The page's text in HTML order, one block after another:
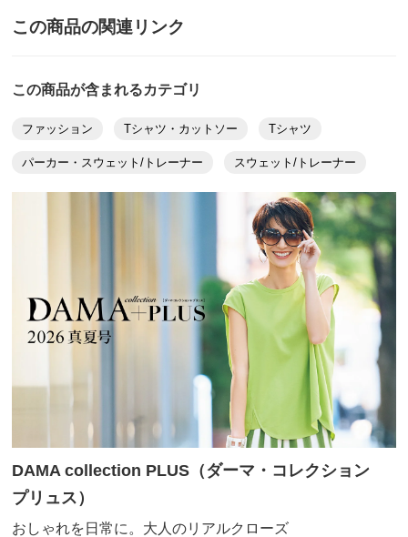
と今風で素敵です。
ブラック Ｓ
北海道 50代女性 身長 : 149cm 普段のサイズ : XS
購入したサイズで「ちょうどよかった」
生地もしっかりしていて高級感があり
胸元の飾りも可愛い。普段着ではなく
ちょっとしたお出かけにぴったりな商品だと思います。
2025/06/19
山口県 50代女性 身長 : 157cm 普段のサイズ : L
購入したサイズで「ちょうどよかった」
ビーズの刺繍が程よい大きさでとても可愛いです。
生地も厚めで汗染みも気にならなさそう○
この商品の関連リンク
この商品が含まれるカテゴリ
ファッション Tシャツ・カットソー Tシャツ
パーカー・スウェット/トレーナー スウェット/トレーナー
DAMA collection PLUS（ダーマ・コレクション
プリュス）
おしゃれを日常に。大人のリアルクローズ